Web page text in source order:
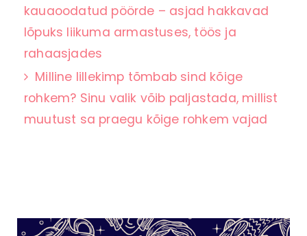
kauaoodatud pöörde – asjad hakkavad
lõpuks liikuma armastuses, töös ja
rahaasjades
Milline lillekimp tõmbab sind kõige
rohkem? Sinu valik võib paljastada, millist
muutust sa praegu kõige rohkem vajad